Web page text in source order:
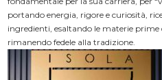
portando energia, rigore e curiosità,
ingredienti, esaltando le materie
rimanendo fedele alla tradizione.